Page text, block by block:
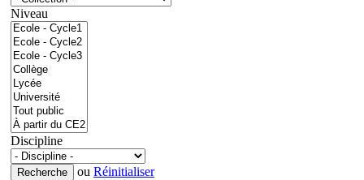
Niveau
Discipline
ou Réinitialiser